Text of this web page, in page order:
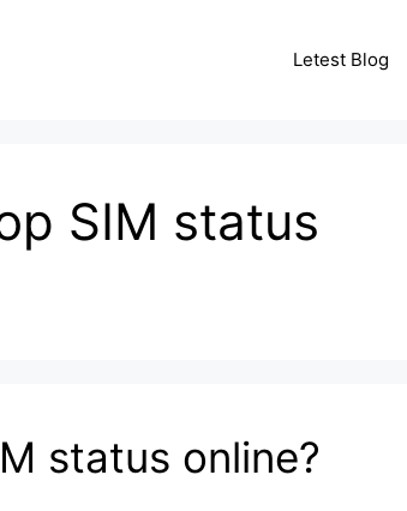
Letest Blog
SIM status
status online?